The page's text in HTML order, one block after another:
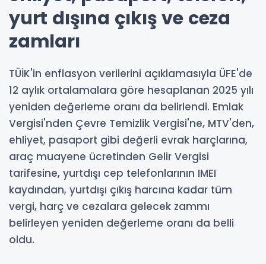
yurt dışına çıkış ve ceza
zamları
TÜİK'in enflasyon verilerini açıklamasıyla ÜFE'de
12 aylık ortalamalara göre hesaplanan 2025 yılı
yeniden değerleme oranı da belirlendi. Emlak
Vergisi'nden Çevre Temizlik Vergisi'ne, MTV'den,
ehliyet, pasaport gibi değerli evrak harçlarına,
araç muayene ücretinden Gelir Vergisi
tarifesine, yurtdışı cep telefonlarının IMEI
kaydından, yurtdışı çıkış harcına kadar tüm
vergi, harç ve cezalara gelecek zammı
belirleyen yeniden değerleme oranı da belli
oldu.